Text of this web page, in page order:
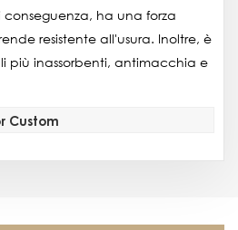
conseguenza, ha una forza
resistente all'usura. Inoltre, è
più inassorbenti, antimacchia e
Custom